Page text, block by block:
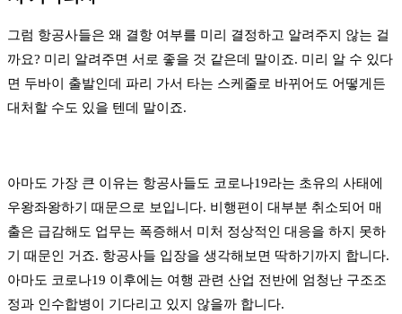
그럼 항공사들은 왜 결항 여부를 미리 결정하고 알려주지 않는 걸
까요? 미리 알려주면 서로 좋을 것 같은데 말이죠. 미리 알 수 있다
면 두바이 출발인데 파리 가서 타는 스케줄로 바뀌어도 어떻게든
대처할 수도 있을 텐데 말이죠.
아마도 가장 큰 이유는 항공사들도 코로나19라는 초유의 사태에
우왕좌왕하기 때문으로 보입니다. 비행편이 대부분 취소되어 매
출은 급감해도 업무는 폭증해서 미처 정상적인 대응을 하지 못하
기 때문인 거죠. 항공사들 입장을 생각해보면 딱하기까지 합니다.
아마도 코로나19 이후에는 여행 관련 산업 전반에 엄청난 구조조
정과 인수합병이 기다리고 있지 않을까 합니다.